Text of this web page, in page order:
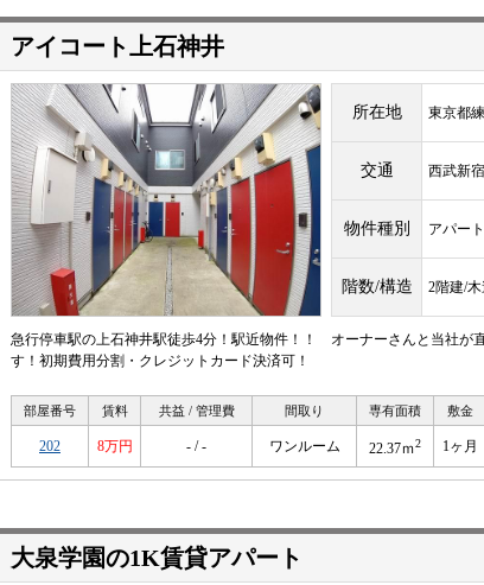
アイコート上石神井
所在地 東京都
交通 西武新
物件種別 アパート
階数/構造 2階建/木
急行停車駅の上石神井駅徒歩4分！駅近物件！！ オーナーさんと当社が
す！初期費用分割・クレジットカード決済可！
部屋番号 賃料 共益 / 管理費 間取り 専有面積 敷金
202 8万円 - / - ワンルーム 22.37ｍ2 1ヶ月
大泉学園の1K賃貸アパート